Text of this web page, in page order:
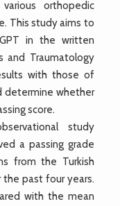
orthopedic
This study aims to
in the written
and Traumatology
with those of
determine whether
score.
study
a passing grade
from the Turkish
past four years.
with the mean